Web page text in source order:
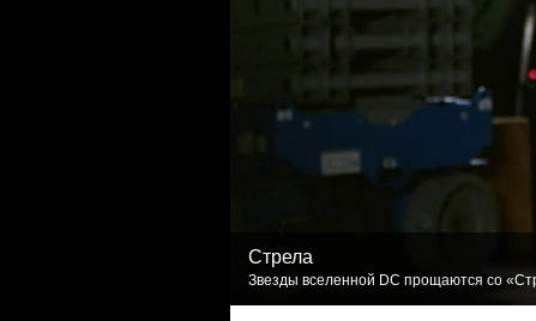
Стрела
Звезды вселенной DC прощаются со